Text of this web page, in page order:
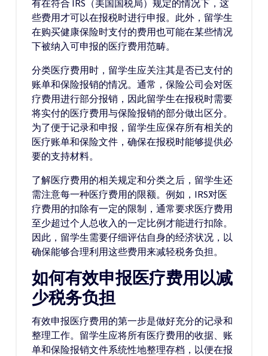
有在符合 IRS（美国国税局）规定的情况下，这
些费用才可以在报税时进行申报。此外，留学生
在购买健康保险时支付的费用也可能在某些情况
下被纳入可申报的医疗费用范畴。
分类医疗费用时，留学生应关注其是否已支付的
账单和保险报销的情况。通常，保险公司会对医
疗费用进行部分报销，因此留学生在报税时需要
将实付的医疗费用与保险报销的部分做出区分。
为了便于记录和申报，留学生应保存所有相关的
医疗账单和保险文件，确保在报税时能够提供必
要的支持材料。
了解医疗费用的相关规定和分类之后，留学生还
需注意每一种医疗费用的限额。例如，IRS对医
疗费用的扣除有一定的限制，通常要求医疗费用
至少超过个人总收入的一定比例才能进行扣除。
因此，留学生需要仔细评估自身的经济状况，以
确保能够合理利用这些费用来减轻税务负担。
如何有效申报医疗费用以减
少税务负担
有效申报医疗费用的第一步是做好充分的记录和
整理工作。留学生应将所有医疗费用的收据、账
单和保险报销文件系统性地整理存档，以便在报